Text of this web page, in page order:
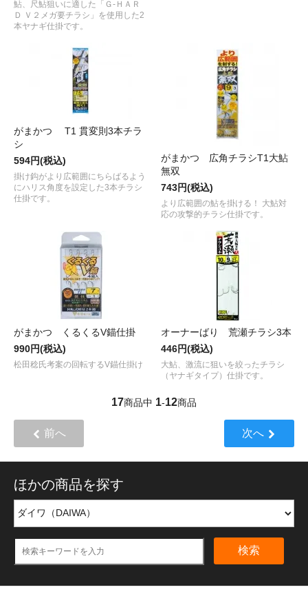
鮎、尺鮎狙いに適した「Ｇ-ＨＡＲ
Ｄ Ｖ２メガ要チラシ」を使用した2
本ヤナギ仕掛です。
がまかつ T1 貫変則3本チラ
シ
594円(税込)
掛け鈎がより広範囲にちらばるよう
にハリス角度を設定した3本チラシ
仕掛です。
がまかつ 広角チラシT1大鮎
無双
743円(税込)
より広範囲の鮎を掛ける！ 大鮎対
応の攻撃的チラシ仕掛です。
がまかつ くるくるV錨仕掛
990円(税込)
松田稔氏考案の回転するV錨仕掛け
オーナーばり 荒瀬チラシ3本
446円(税込)
大鮎、激流に狙いを絞ったチラシ
（ヤナギタイプ）仕掛です。
17商品中 1-12商品
前へ 次へ
ほかの商品を探す
検索